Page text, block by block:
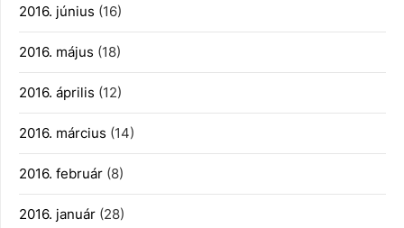
2016. június (16)
2016. május (18)
2016. április (12)
2016. március (14)
2016. február (8)
2016. január (28)